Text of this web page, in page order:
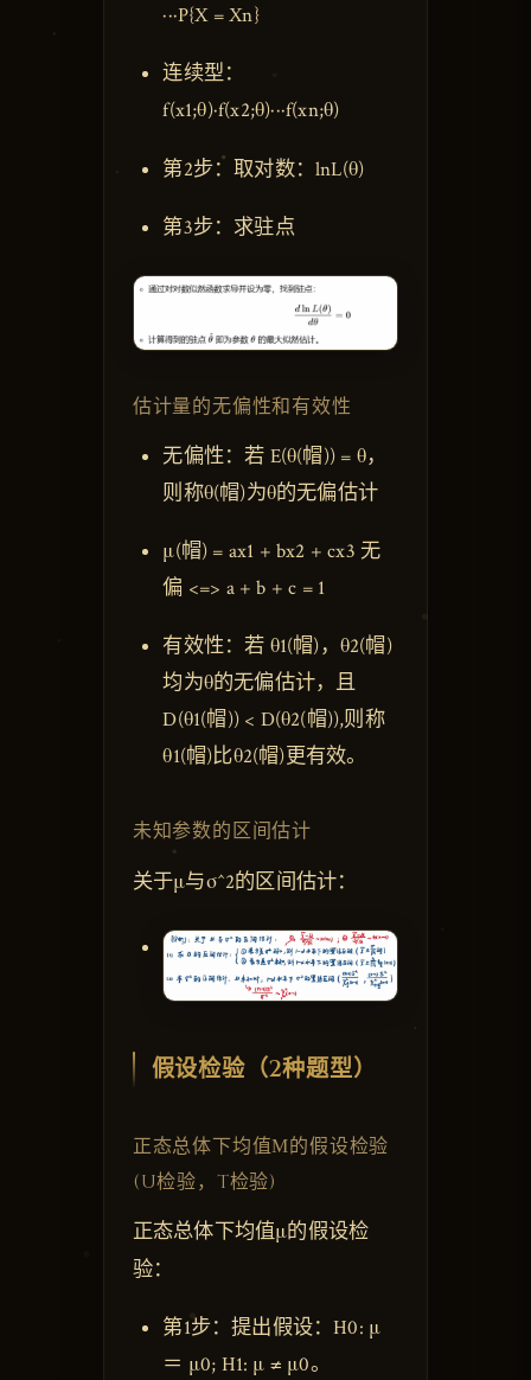
···P{X = Xn}
连续型：
f(x1;θ)·f(x2;θ)···f(xn;θ)
第2步：取对数：lnL(θ)
第3步：求驻点
估计量的无偏性和有效性
无偏性：若 E(θ(帽)) = θ，
则称θ(帽)为θ的无偏估计
μ(帽) = ax1 + bx2 + cx3 无
偏 <=> a + b + c = 1
有效性：若 θ1(帽)，θ2(帽)
均为θ的无偏估计，且
D(θ1(帽)) < D(θ2(帽)),则称
θ1(帽)比θ2(帽)更有效。
未知参数的区间估计
关于μ与σ^2的区间估计：
假设检验（2种题型）
正态总体下均值Μ的假设检验
(U检验，T检验)
正态总体下均值μ的假设检
验：
第1步：提出假设：H0: μ
＝ μ0; H1: μ ≠ μ0。